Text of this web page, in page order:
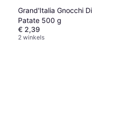
Grand'Italia Gnocchi Di
Patate 500 g
€ 2,39
2 winkels